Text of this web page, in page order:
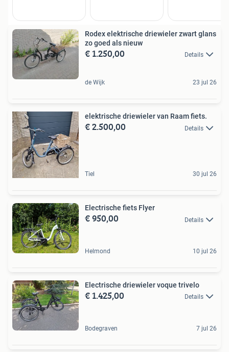
Rodex elektrische driewieler zwart glans
zo goed als nieuw
€ 1.250,00 Details
de Wijk 23 jul 26
elektrische driewieler van Raam fiets.
€ 2.500,00 Details
Tiel 30 jul 26
Electrische fiets Flyer
€ 950,00 Details
Helmond 10 jul 26
Electrische driewieler voque trivelo
€ 1.425,00 Details
Bodegraven 7 jul 26